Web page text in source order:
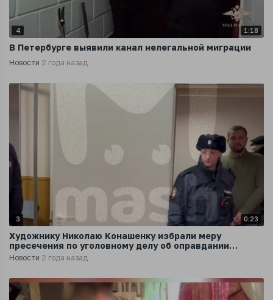
4 1:18
В Петербурге выявили канал нелегальной миграции
Новости 2 года назад
3 0:23
Художнику Николаю Конашенку избрали меру
пресечения по уголовному делу об оправдании
терроризма
Новости 2 года назад